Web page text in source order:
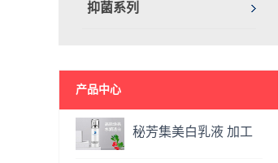
抑菌系列
产品中心
秘芳集美白乳液 加工